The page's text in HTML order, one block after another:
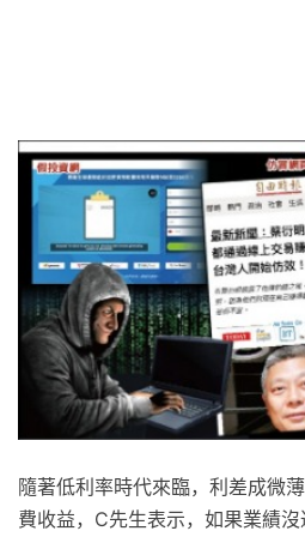
隨著低利率時代來臨，利差成微
費收益，C先生表示，如果業績